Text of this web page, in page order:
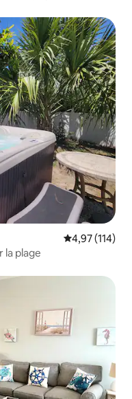
appréciés
Évaluation
4,97 (114)
la plage